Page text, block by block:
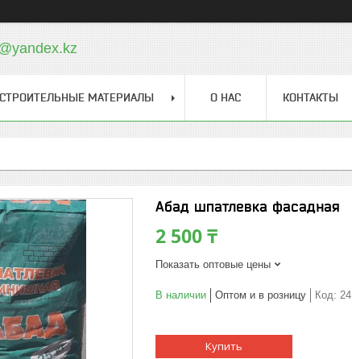
СТРОИТЕЛЬНЫЕ МАТЕРИАЛЫ О НАС КОНТАКТЫ
Абад шпатлевка фасадная
2 500 ₸
Показать оптовые цены
В наличии Оптом и в розницу Код: 24
Купить